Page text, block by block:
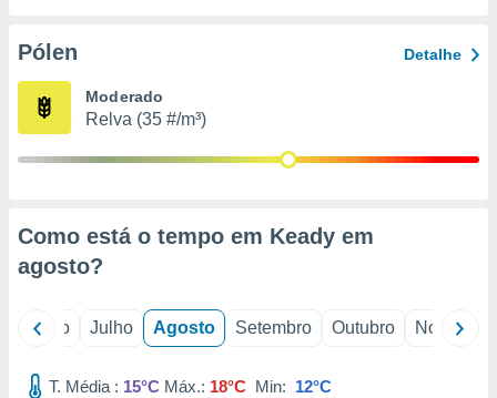
através
estudos
e
Pólen Detalhe
Moderado
Relva (35 #/m³)
Como está o tempo em Keady em
agosto?
Junho Julho Agosto Setembro Outubro Novembro
T. Média : 15°C Máx.: 18°C Min: 12°C